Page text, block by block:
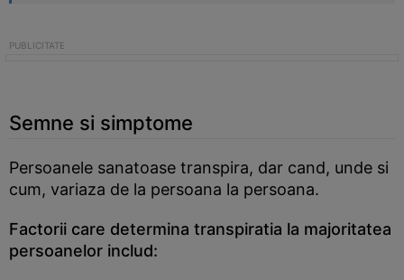
Semne si simptome
Persoanele sanatoase transpira, dar cand, unde si
cum, variaza de la persoana la persoana.
Factorii care determina transpiratia la majoritatea
persoanelor includ: